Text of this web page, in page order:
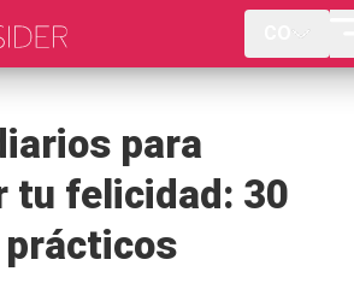
para
tu felicidad: 30